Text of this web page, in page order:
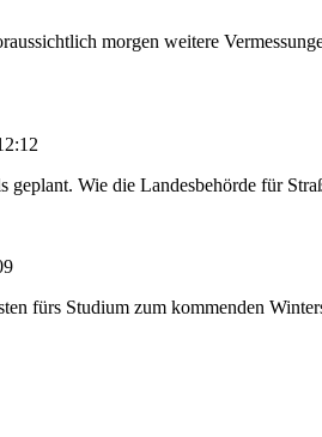
morgen weitere
Wie die Landesbehörde für
fürs Studium zum kommenden